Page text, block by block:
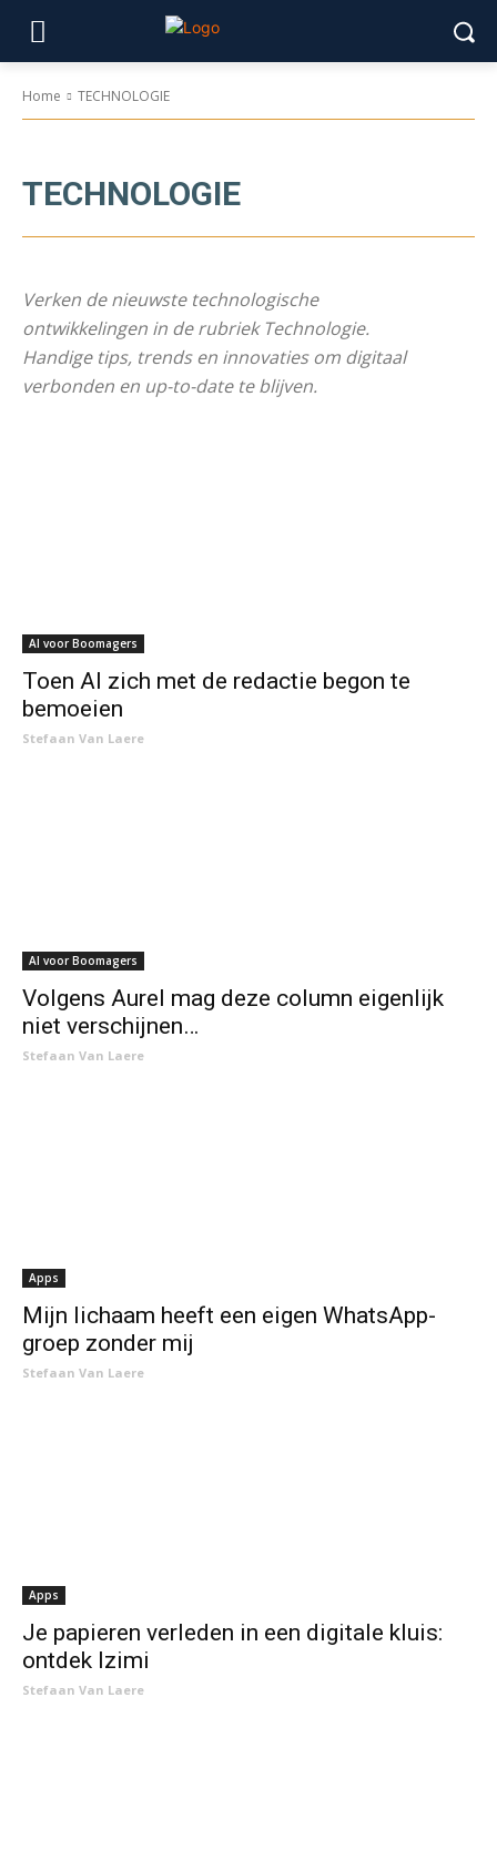
Home TECHNOLOGIE
TECHNOLOGIE
Verken de nieuwste technologische
ontwikkelingen in de rubriek Technologie.
Handige tips, trends en innovaties om digitaal
verbonden en up-to-date te blijven.
AI voor Boomagers
Toen AI zich met de redactie begon te
bemoeien
Stefaan Van Laere
AI voor Boomagers
Volgens Aurel mag deze column eigenlijk
niet verschijnen…
Stefaan Van Laere
Apps
Mijn lichaam heeft een eigen WhatsApp-
groep zonder mij
Stefaan Van Laere
Apps
Je papieren verleden in een digitale kluis:
ontdek Izimi
Stefaan Van Laere